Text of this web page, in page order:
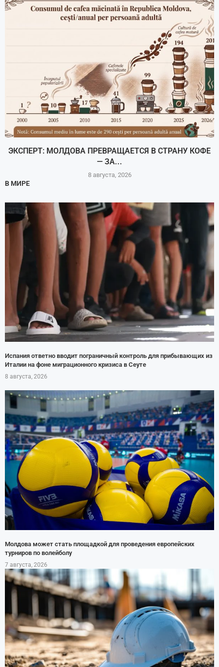
ЭКСПЕРТ: МОЛДОВА ПРЕВРАЩАЕТСЯ В СТРАНУ КОФЕ
— ЗА...
8 августа, 2026
В МИРЕ
Испания ответно вводит пограничный контроль для прибывающих из
Италии на фоне миграционного кризиса в Сеуте
8 августа, 2026
Молдова может стать площадкой для проведения европейских
турниров по волейболу
7 августа, 2026